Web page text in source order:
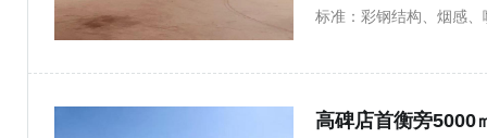
标准：彩钢结构、烟感
饮、超市、酒店配套齐
高碑店首衡旁5000